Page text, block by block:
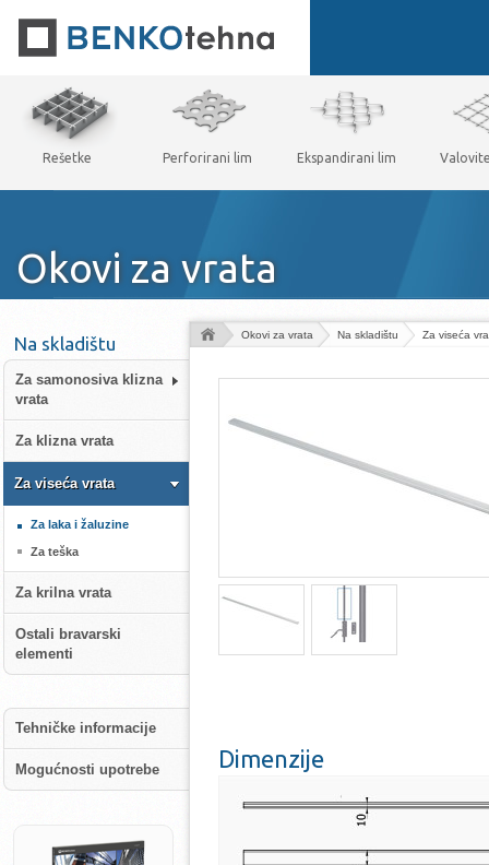
Rešetke Perforirani lim Ekspandirani lim
Okovi za vrata
Okovi za vrata Na skladištu Za viseća
Dimenzije
Na skladištu
Za samonosiva klizna
vrata
Za klizna vrata
Za viseća vrata
Za laka i žaluzine
Za teška
Za krilna vrata
Ostali bravarski
elementi
Tehničke informacije
Mogućnosti upotrebe